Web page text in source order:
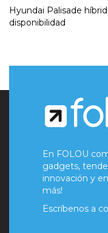
Hyundai Palisade
disponibilidad
En FOLOU
gadgets,
innovación y
más!
Escríbenos a